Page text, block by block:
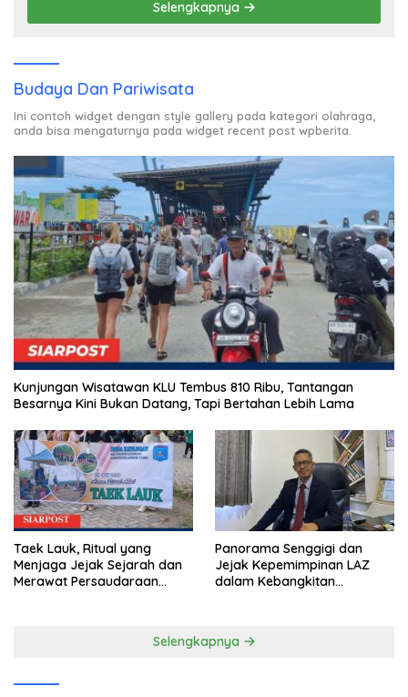
Selengkapnya
Budaya Dan Pariwisata
Ini contoh widget dengan style gallery pada kategori olahraga,
anda bisa mengaturnya pada widget recent post wpberita.
Kunjungan Wisatawan KLU Tembus 810 Ribu, Tantangan
Besarnya Kini Bukan Datang, Tapi Bertahan Lebih Lama
Taek Lauk, Ritual yang
Menjaga Jejak Sejarah dan
Merawat Persaudaraan
Panorama Senggigi dan
Jejak Kepemimpinan LAZ
dalam Kebangkitan
Selengkapnya